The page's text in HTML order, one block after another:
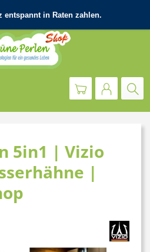
5in1 | Vizio
|